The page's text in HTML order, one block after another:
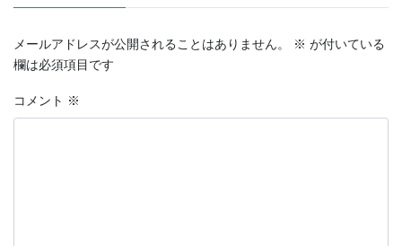
メールアドレスが公開されることはありません。 ※ が付いている
欄は必須項目です
コメント ※